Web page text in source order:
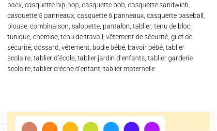
back, casquette hip-hop, casquette bob, casquette sandwich,
casquette 5 panneaux, casquette 6 panneaux, casquette baseball,
blouse, combinaison, salopette, pantalon, tablier, tenu de bloc,
tunique, chemise, tenu de travail, vêtement de sécurité, gilet de
sécurité, dossard, vêtement, bodie bébé, bavoir bébé, tablier
scolaire, tablier d’école, tablier jardin d’enfants, tablier garderie
scolaire, tablier crèche d’enfant, tablier maternelle